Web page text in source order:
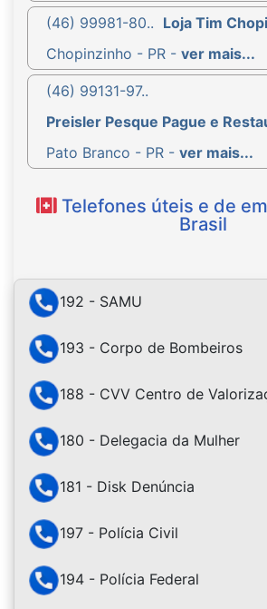
(46) 99981-80.. Loja Tim
Chopinzinho - PR - ver mais...
(46) 99131-97..
Preisler Pesque Pague e
Pato Branco - PR - ver mais...
Telefones úteis e de
Brasil
192 - SAMU
193 - Corpo de Bombeiros
188 - CVV Centro de
180 - Delegacia da Mulher
181 - Disk Denúncia
197 - Polícia Civil
194 - Polícia Federal